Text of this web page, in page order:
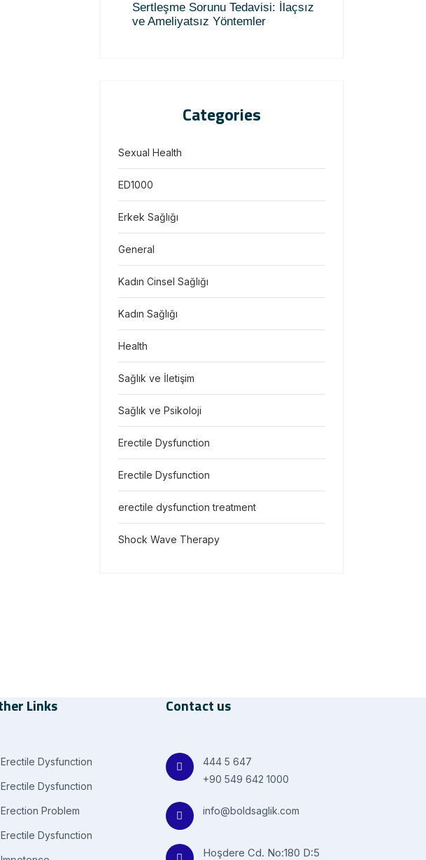
Sertleşme Sorunu Tedavisi: İlaçsız
ve Ameliyatsız Yöntemler
Categories
Sexual Health
ED1000
Erkek Sağlığı
General
Kadın Cinsel Sağlığı
Kadın Sağlığı
Health
Sağlık ve İletişim
Sağlık ve Psikoloji
Erectile Dysfunction
Erectile Dysfunction
erectile dysfunction treatment
Shock Wave Therapy
Links
Erectile Dysfunction
Erectile Dysfunction
Erection Problem
Erectile Dysfunction
Contact us
444 5 647
+90 549 642 1000
info@boldsaglik.com
Hoşdere Cd. No:180 D:5